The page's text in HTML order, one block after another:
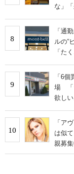
な」
8
「通
ルの“
「た
9
「6
場 「
欲し
10
「ア
は似
親募集